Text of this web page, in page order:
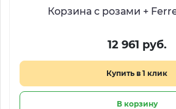
Корзина с розами +
12 961 руб.
Купить в 1 клик
В корзину